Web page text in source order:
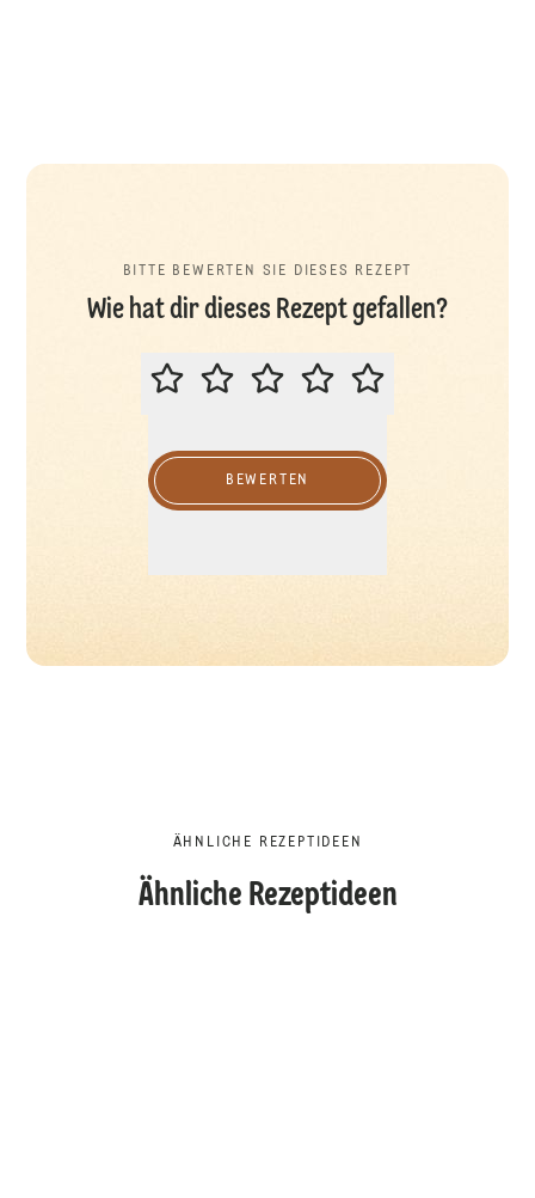
BITTE BEWERTEN SIE DIESES REZEPT
Wie hat dir dieses Rezept gefallen?
BITTE BEWERTEN SIE DIESES
BEWERTEN
ÄHNLICHE REZEPTIDEEN
Ähnliche Rezeptideen